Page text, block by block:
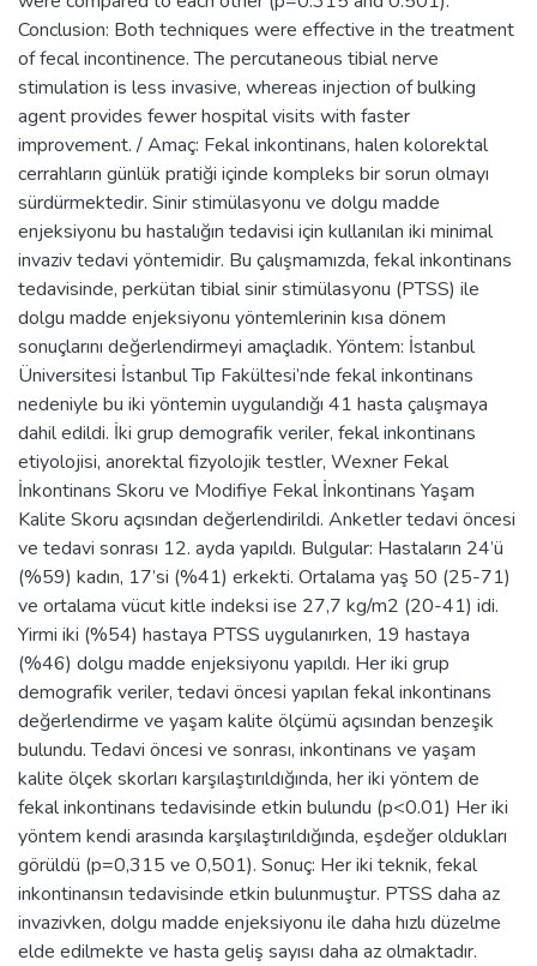
Conclusion: Both techniques were effective in the treatment
of fecal incontinence. The percutaneous tibial nerve
stimulation is less invasive, whereas injection of bulking
agent provides fewer hospital visits with faster
improvement. / Amaç: Fekal inkontinans, halen kolorektal
cerrahların günlük pratiği içinde kompleks bir sorun olmayı
sürdürmektedir. Sinir stimülasyonu ve dolgu madde
enjeksiyonu bu hastalığın tedavisi için kullanılan iki minimal
invaziv tedavi yöntemidir. Bu çalışmamızda, fekal inkontinans
tedavisinde, perkütan tibial sinir stimülasyonu (PTSS) ile
dolgu madde enjeksiyonu yöntemlerinin kısa dönem
sonuçlarını değerlendirmeyi amaçladık. Yöntem: İstanbul
Üniversitesi İstanbul Tıp Fakültesi’nde fekal inkontinans
nedeniyle bu iki yöntemin uygulandığı 41 hasta çalışmaya
dahil edildi. İki grup demografik veriler, fekal inkontinans
etiyolojisi, anorektal fizyolojik testler, Wexner Fekal
İnkontinans Skoru ve Modifiye Fekal İnkontinans Yaşam
Kalite Skoru açısından değerlendirildi. Anketler tedavi öncesi
ve tedavi sonrası 12. ayda yapıldı. Bulgular: Hastaların 24’ü
(%59) kadın, 17’si (%41) erkekti. Ortalama yaş 50 (25-71)
ve ortalama vücut kitle indeksi ise 27,7 kg/m2 (20-41) idi.
Yirmi iki (%54) hastaya PTSS uygulanırken, 19 hastaya
(%46) dolgu madde enjeksiyonu yapıldı. Her iki grup
demografik veriler, tedavi öncesi yapılan fekal inkontinans
değerlendirme ve yaşam kalite ölçümü açısından benzeşik
bulundu. Tedavi öncesi ve sonrası, inkontinans ve yaşam
kalite ölçek skorları karşılaştırıldığında, her iki yöntem de
fekal inkontinans tedavisinde etkin bulundu (p<0.01) Her iki
yöntem kendi arasında karşılaştırıldığında, eşdeğer oldukları
görüldü (p=0,315 ve 0,501). Sonuç: Her iki teknik, fekal
inkontinansın tedavisinde etkin bulunmuştur. PTSS daha az
invazivken, dolgu madde enjeksiyonu ile daha hızlı düzelme
elde edilmekte ve hasta geliş sayısı daha az olmaktadır.